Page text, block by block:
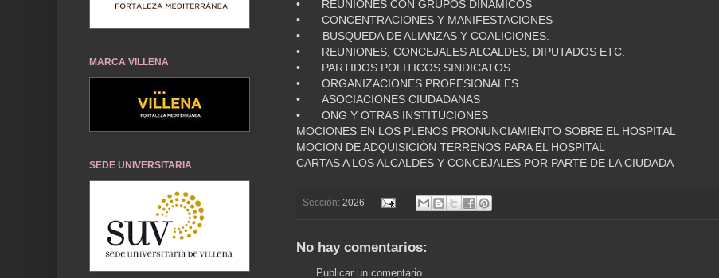
•
REUNIONES CON GRUPOS DINAMICOS
•
CONCENTRACIONES Y MANIFESTACIONES
• BUSQUEDA DE ALIANZAS Y COALICIONES.
•
REUNIONES, CONCEJALES ALCALDES, DIPUTADOS ETC.
•
PARTIDOS POLITICOS SINDICATOS
•
ORGANIZACIONES PROFESIONALES
•
ASOCIACIONES CIUDADANAS
•
ONG Y OTRAS INSTITUCIONES
MOCIONES EN LOS PLENOS PRONUNCIAMIENTO SOBRE EL HOSPITAL
MOCION DE ADQUISICIÓN TERRENOS PARA EL HOSPITAL
CARTAS A LOS ALCALDES Y CONCEJALES POR PARTE DE LA CIUDADA
Sección: 2026
No hay comentarios:
Publicar un comentario
MARCA VILLENA
SEDE UNIVERSITARIA